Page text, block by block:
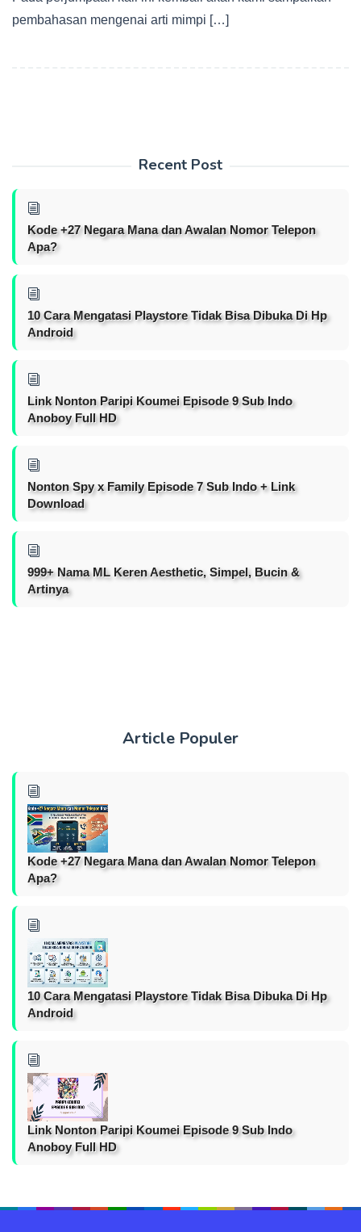
pembahasan mengenai arti mimpi […]
Recent Post
Kode +27 Negara Mana dan Awalan Nomor Telepon
Apa?
10 Cara Mengatasi Playstore Tidak Bisa Dibuka Di Hp
Android
Link Nonton Paripi Koumei Episode 9 Sub Indo
Anoboy Full HD
Nonton Spy x Family Episode 7 Sub Indo + Link
Download
999+ Nama ML Keren Aesthetic, Simpel, Bucin &
Artinya
Article Populer
Kode +27 Negara Mana dan Awalan Nomor Telepon
Apa?
10 Cara Mengatasi Playstore Tidak Bisa Dibuka Di Hp
Android
Link Nonton Paripi Koumei Episode 9 Sub Indo
Anoboy Full HD